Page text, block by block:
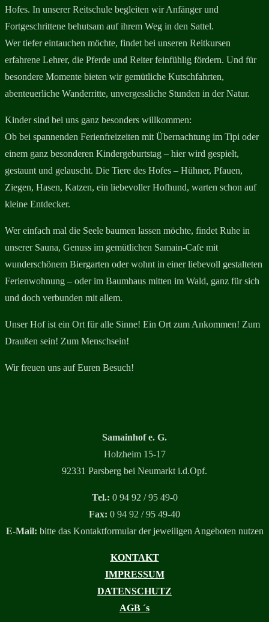
Hofes. In unserer Reitschule begleiten wir Anfänger und
Fortgeschrittene behutsam auf ihrem Weg in den Sattel.
Wer tiefer eintauchen möchte, findet bei unseren Reitkursen
erfahrene Lehrer, die Pferde und Reiter feinfühlig fördern. Und für
besondere Momente bieten wir gemütliche Kutschfahrten,
abenteuerliche Wanderritte, unvergessliche Stunden in der Natur.
Kinder sind bei uns ganz besonders willkommen:
Ob bei spannenden Ferienfreizeiten mit Übernachtung im Tipi oder
einem ganz besonderen Kindergeburtstag – hier wird gespielt,
gestaunt und gelauscht. Die Tiere des Hofes – Hühner, Pfauen,
Ziegen, Hasen, Katzen, ein liebevoller Hofhund, warten schon auf
kleine Entdecker.
Wer einfach mal die Seele baumen lassen möchte, findet Ruhe in
unserer Sauna, Genuss im gemütlichen Samain-Cafe mit
wunderschönem Biergarten oder wohnt in einer liebevoll gestalteten
Ferienwohnung – oder im Baumhaus mitten im Wald, ganz für sich
und doch verbunden mit allem.
Unser Hof ist ein Ort für alle Sinne! Ein Ort zum Ankommen! Zum
Draußen sein! Zum Menschsein!
Wir freuen uns auf Euren Besuch!
Samainhof e. G.
Holzheim 15-17
92331 Parsberg bei Neumarkt i.d.Opf.
Tel.: 0 94 92 / 95 49-0
Fax: 0 94 92 / 95 49-40
E-Mail: bitte das Kontaktformular der jeweiligen Angeboten nutzen
KONTAKT
IMPRESSUM
DATENSCHUTZ
AGB ´s